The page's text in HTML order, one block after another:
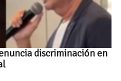
discriminación en